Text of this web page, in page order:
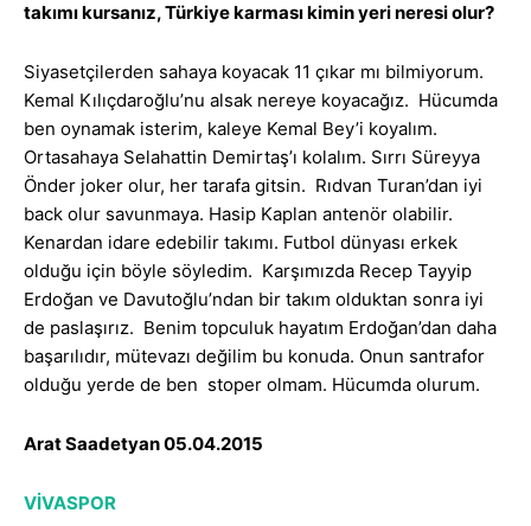
takımı kursanız, Türkiye karması kimin yeri neresi olur?
Siyasetçilerden sahaya koyacak 11 çıkar mı bilmiyorum.
Kemal Kılıçdaroğlu’nu alsak nereye koyacağız. Hücumda
ben oynamak isterim, kaleye Kemal Bey’i koyalım.
Ortasahaya Selahattin Demirtaş’ı kolalım. Sırrı Süreyya
Önder joker olur, her tarafa gitsin. Rıdvan Turan’dan iyi
back olur savunmaya. Hasip Kaplan antenör olabilir.
Kenardan idare edebilir takımı. Futbol dünyası erkek
olduğu için böyle söyledim. Karşımızda Recep Tayyip
Erdoğan ve Davutoğlu’ndan bir takım olduktan sonra iyi
de paslaşırız. Benim topculuk hayatım Erdoğan’dan daha
başarılıdır, mütevazı değilim bu konuda. Onun santrafor
olduğu yerde de ben stoper olmam. Hücumda olurum.
Arat Saadetyan 05.04.2015
VİVASPOR